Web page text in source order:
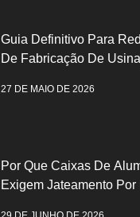
Guia Definitivo Para
De Fabricação De
27 DE MAIO DE 2026
Por Que Caixas De
Exigem Jateamento Por